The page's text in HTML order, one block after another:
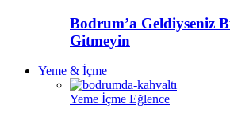
Bodrum’a Geldiyseniz
Gitmeyin
Yeme & İçme
Yeme İçme Eğlence